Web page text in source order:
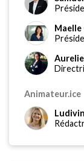
Maelle
Aurelie
Animateur.ice